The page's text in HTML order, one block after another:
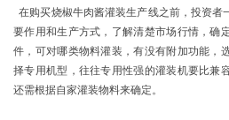
在购买烧椒牛肉酱灌装生产线之前，投资者
要作用和生产方式，了解清楚市场行情，确
件，可对哪类物料灌装，有没有附加功能，
择专用机型，往往专用性强的灌装机要比兼
还需根据自家灌装物料来确定。